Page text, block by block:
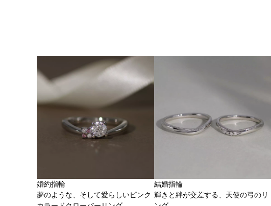
婚約指輪
夢のような、そして愛らしいピンク
結婚指輪
輝きと絆が交差する、天使の弓のリ